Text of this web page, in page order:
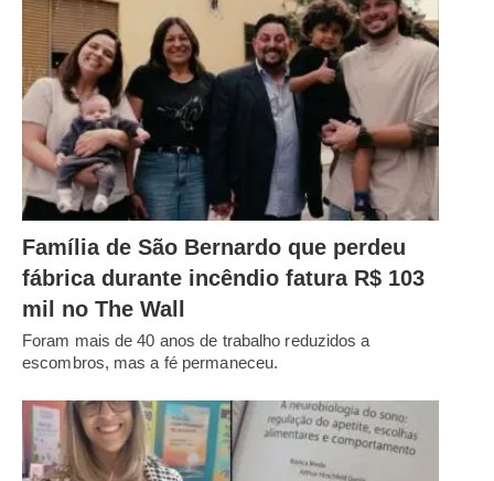
Família de São Bernardo que perdeu
fábrica durante incêndio fatura R$ 103
mil no The Wall
Foram mais de 40 anos de trabalho reduzidos a
escombros, mas a fé permaneceu.